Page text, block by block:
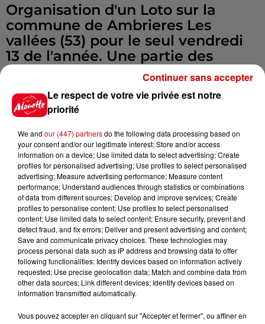
Organisation d'un Loto sur la
commune de Ambrieres Les
vallées (53) pour le seul vendredi
13 de l'année. Une partie des
bénéfices sera versée à octobre
Infos
5 août 2026
Deux-Sèvres : grave accident
entre une voiture et un minibus
5 août 2026
Violences conjugales : le chef
Jean Imbert (Top Chef) rattrapé
par...
5 août 2026
abusif" : la préfecture de la
Le respect de votre vie privée est notre
priorité
We and our (447) partnersdo the following data processing based on
your consent and/or our legitimate interest: Store and/or access
information on a device; Use limited data to select advertising; Create
profiles for personalised advertising; Use profiles to select personalised
advertising; Measure advertising performance; Measure content
performance; Understand audiences through statistics or combinations
of data from different sources; Develop and improve services; Create
profiles to personalise content; Use profiles to select personalised
content; Use limited data to select content; Ensure security, prevent and
detect fraud, and fix errors; Deliver and present advertising and content;
Save and communicate privacy choices. These technologies may
process personal data such as IP address and browsing data to offer
following functionalities: Identify devices based on information actively
requested; Use precise geolocation data; Match and combine data from
other data sources; Link different devices; Identify devices based on
information transmitted automatically.
Vous pouvez accepter en cliquant sur "Accepter et fermer", ou affiner en
Continuer sans accepter